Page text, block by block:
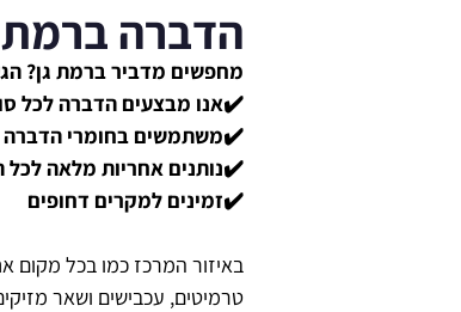
הדברה ברמת
מחפשים מדביר ברמת גן?
✔️אנו מבצעים הדברה לכל
✔️משתמשים בחומרי הדברה
✔️נותנים אחריות מלאה לכל
✔️זמינים למקרים דחופים
באיזור המרכז כמו בכל מקום
טרמיטים, עכבישים ושאר